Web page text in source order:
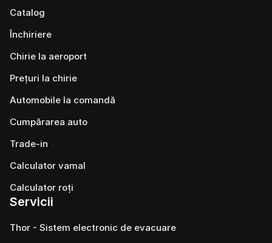
Catalog
Închiriere
Chirie la aeroport
Prețuri la chirie
Automobile la comandă
Cumpărarea auto
Trade-in
Calculator vamal
Calculator roți
Servicii
Thor - Sistem electronic de evacuare